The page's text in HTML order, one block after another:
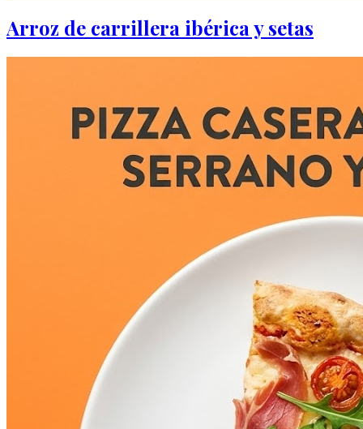
Arroz de carrillera ibérica y setas